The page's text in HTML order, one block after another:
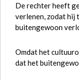
De rechter heeft
verlenen, zodat hij
buitengewoon
Omdat het
dat het